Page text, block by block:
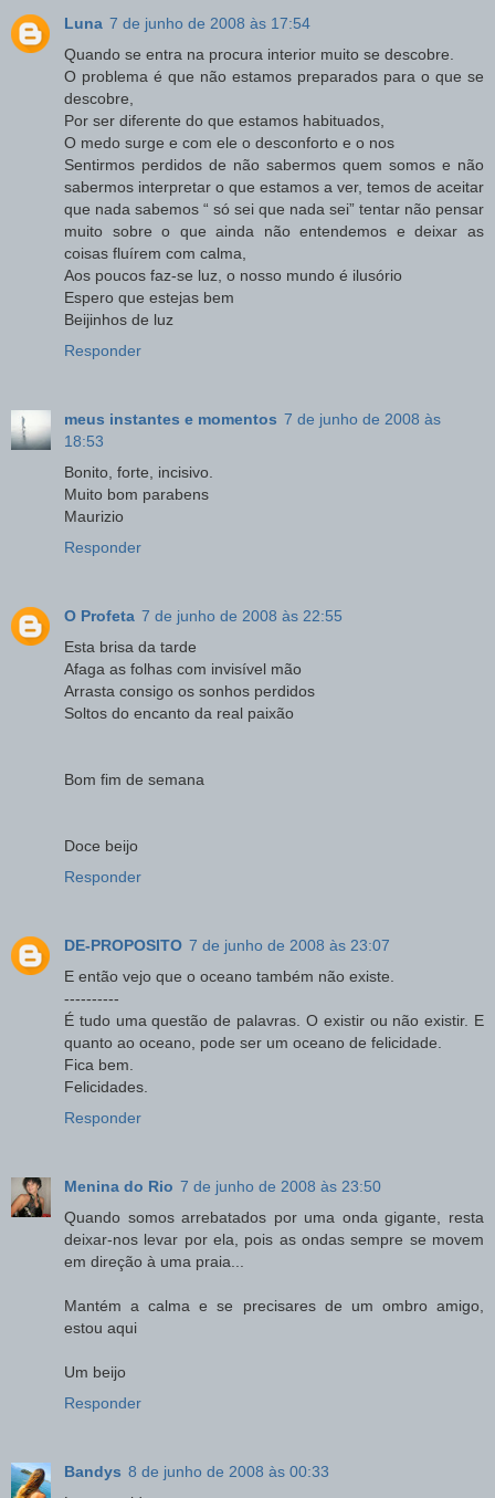
Luna 7 de junho de 2008 às 17:54
Quando se entra na procura interior muito se descobre.
O problema é que não estamos preparados para o que se
descobre,
Por ser diferente do que estamos habituados,
O medo surge e com ele o desconforto e o nos
Sentirmos perdidos de não sabermos quem somos e não
sabermos interpretar o que estamos a ver, temos de aceitar
que nada sabemos “ só sei que nada sei” tentar não pensar
muito sobre o que ainda não entendemos e deixar as
coisas fluírem com calma,
Aos poucos faz-se luz, o nosso mundo é ilusório
Espero que estejas bem
Beijinhos de luz
Responder
meus instantes e momentos 7 de junho de 2008 às
18:53
Bonito, forte, incisivo.
Muito bom parabens
Maurizio
Responder
O Profeta 7 de junho de 2008 às 22:55
Esta brisa da tarde
Afaga as folhas com invisível mão
Arrasta consigo os sonhos perdidos
Soltos do encanto da real paixão
Bom fim de semana
Doce beijo
Responder
DE-PROPOSITO 7 de junho de 2008 às 23:07
E então vejo que o oceano também não existe.
----------
É tudo uma questão de palavras. O existir ou não existir. E
quanto ao oceano, pode ser um oceano de felicidade.
Fica bem.
Felicidades.
Responder
Menina do Rio 7 de junho de 2008 às 23:50
Quando somos arrebatados por uma onda gigante, resta
deixar-nos levar por ela, pois as ondas sempre se movem
em direção à uma praia...
Mantém a calma e se precisares de um ombro amigo,
estou aqui
Um beijo
Responder
Bandys 8 de junho de 2008 às 00:33